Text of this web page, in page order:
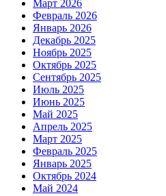
Март 2026
Февраль 2026
Январь 2026
Декабрь 2025
Ноябрь 2025
Октябрь 2025
Сентябрь 2025
Июль 2025
Июнь 2025
Май 2025
Апрель 2025
Март 2025
Февраль 2025
Январь 2025
Октябрь 2024
Май 2024